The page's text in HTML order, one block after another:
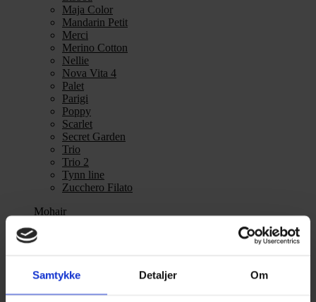
Samtykke Detaljer Om
Maja Color
Mandarin Petit
Merci
Merino Cotton
Nellie
Nova Vita 4
Palet
Parigi
Poppy
Scarlet
Secret Garden
Trio
Trio 2
Tynn line
Zucchero Filato
Mohair
Bella Color
Filnovo